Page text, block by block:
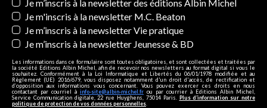
Newsletters
Je m’inscris à la newsletter des éditions Albin Michel
Je m'inscris à la newsletter M.C. Beaton
Je m’inscris à la newsletter Vie pratique
Je m’inscris à la newsletter Jeunesse & BD
Les informations dans ce formulaire sont toutes obligatoires, et sont collectées et traitées par
la société Editions Albin Michel, afin de recevoir nos newsletters au format digital si vous le
souhaitez. Conformément à la Loi Informatique et Libertés du 06/01/1978 modifiée et au
Règlement (UE) 2016/679, vous disposez notamment d'un droit d'accès, de rectification et
d’opposition aux informations vous concernant. Vous pouvez exercer ces droits en nous
contactant par courriel à info-site@albin-michel.fr ou par courrier à Editions Albin Michel,
Service Communication digitale, 22 rue Huyghens, 75014 Paris. Plus d’information sur notre
politique de protection de vos données personnelles